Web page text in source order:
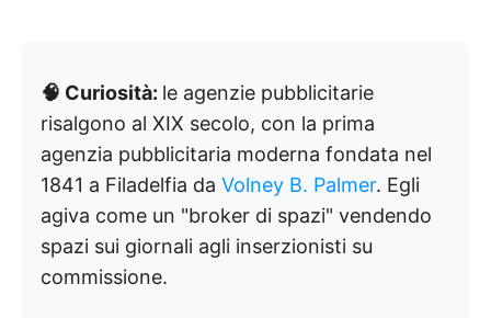
🧠 Curiosità: le agenzie pubblicitarie
risalgono al XIX secolo, con la prima
agenzia pubblicitaria moderna fondata nel
1841 a Filadelfia da Volney B. Palmer. Egli
agiva come un "broker di spazi" vendendo
spazi sui giornali agli inserzionisti su
commissione.